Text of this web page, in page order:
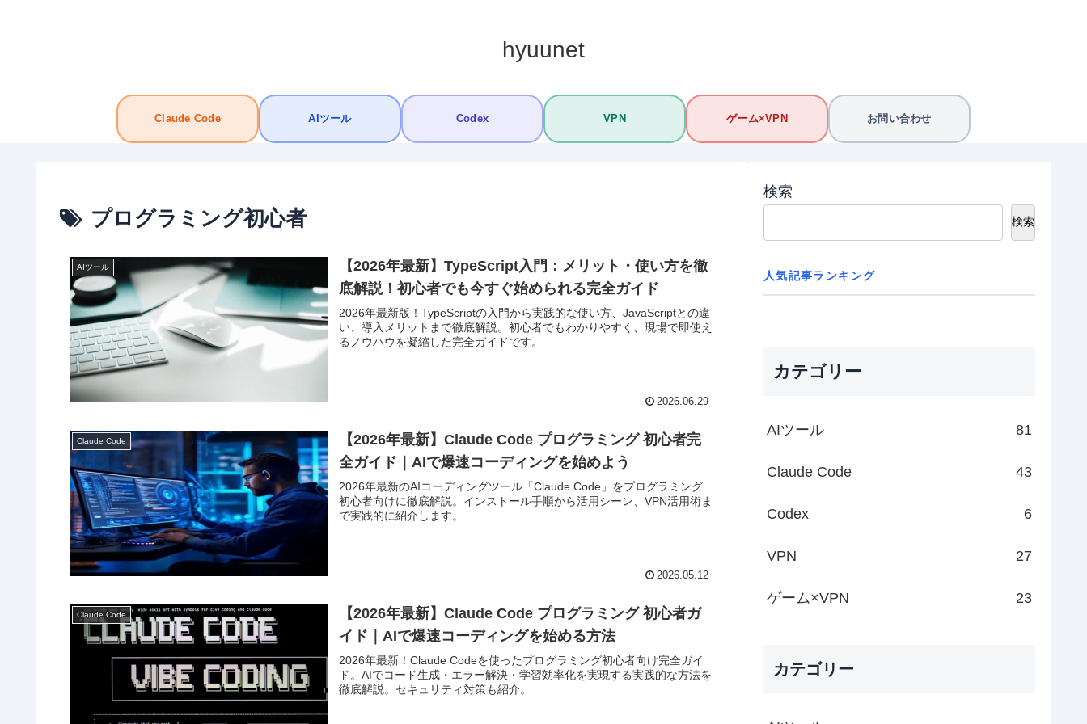
hyuunet
Claude Code AIツール Codex VPN ゲーム×VPN お問い合わせ
プログラミング初心者
AIツール
【2026年最新】TypeScript入門：メリット・使い方を徹
底解説！初心者でも今すぐ始められる完全ガイド
2026年最新版！TypeScriptの入門から実践的な使い方、JavaScriptとの違
い、導入メリットまで徹底解説。初心者でもわかりやすく、現場で即使え
るノウハウを凝縮した完全ガイドです。
2026.06.29
Claude Code
【2026年最新】Claude Code プログラミング 初心者完
全ガイド｜AIで爆速コーディングを始めよう
2026年最新のAIコーディングツール「Claude Code」をプログラミング
初心者向けに徹底解説。インストール手順から活用シーン、VPN活用術ま
で実践的に紹介します。
2026.05.12
Claude Code
【2026年最新】Claude Code プログラミング 初心者ガ
イド｜AIで爆速コーディングを始める方法
2026年最新！Claude Codeを使ったプログラミング初心者向け完全ガイ
ド。AIでコード生成・エラー解決・学習効率化を実現する実践的な方法を
徹底解説。セキュリティ対策も紹介。
検索
検索
人気記事ランキング
カテゴリー
AIツール 81
Claude Code 43
Codex 6
VPN 27
ゲーム×VPN 23
カテゴリー